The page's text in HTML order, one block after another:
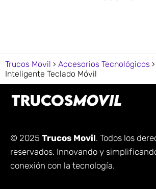
Trucos Movil Accesorios Tecnológicos
Inteligente Teclado Móvil
© 2025 Trucos Movil. Todos los
reservados. Innovando y
conexión con la tecnología.